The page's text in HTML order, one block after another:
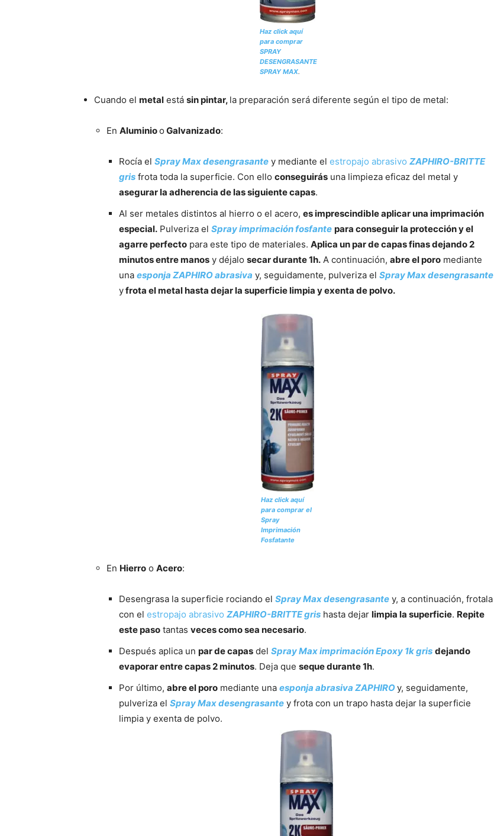
Haz click aquí
para comprar
SPRAY
DESENGRASANTE
SPRAY MAX.
Cuando el metal está sin pintar, la preparación será diferente según el tipo de metal:
En Aluminioo Galvanizado:
Rocía el Spray Max desengrasante y mediante el estropajo abrasivo ZAPHIRO-BRITTE
gris frota toda la superficie. Con ello conseguirás una limpieza eficaz del metal y
asegurar la adherencia de las siguiente capas.
Al ser metales distintos al hierro o el acero, es imprescindible aplicar una imprimación
especial. Pulveriza el Spray imprimación fosfante para conseguir la protección y el
agarre perfecto para este tipo de materiales. Aplica un par de capas finas dejando 2
minutos entre manos y déjalo secar durante 1h. A continuación, abre el poro mediante
una esponja ZAPHIRO abrasiva y, seguidamente, pulveriza el Spray Max desengrasante
yfrota el metal hasta dejar la superficie limpia y exenta de polvo.
Haz click aquí
para comprar el
Spray
Imprimación
Fosfatante
En Hierro o Acero:
Desengrasa la superficie rociando el Spray Max desengrasante y, a continuación, frotala
con el estropajo abrasivo ZAPHIRO-BRITTE gris hasta dejar limpia la superficie. Repite
este paso tantas veces como sea necesario.
Después aplica un par de capas del Spray Max imprimación Epoxy 1k gris dejando
evaporar entre capas 2 minutos. Deja que seque durante 1h.
Por último, abre el poro mediante una esponja abrasiva ZAPHIROy, seguidamente,
pulveriza el Spray Max desengrasante y frota con un trapo hasta dejar la superficie
limpia y exenta de polvo.